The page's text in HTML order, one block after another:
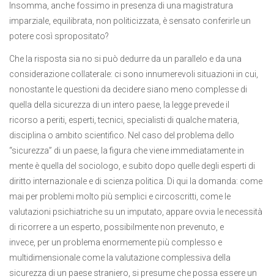
Insomma, anche fossimo in presenza di una magistratura
imparziale, equilibrata, non politicizzata, è sensato conferirle un
potere così spropositato?
Che la risposta sia no si può dedurre da un parallelo e da una
considerazione collaterale: ci sono innumerevoli situazioni in cui,
nonostante le questioni da decidere siano meno complesse di
quella della sicurezza di un intero paese, la legge prevede il
ricorso a periti, esperti, tecnici, specialisti di qualche materia,
disciplina o ambito scientifico. Nel caso del problema dello
“sicurezza” di un paese, la figura che viene immediatamente in
mente è quella del sociologo, e subito dopo quelle degli esperti di
diritto internazionale e di scienza politica. Di qui la domanda: come
mai per problemi molto più semplici e circoscritti, come le
valutazioni psichiatriche su un imputato, appare ovvia le necessità
di ricorrere a un esperto, possibilmente non prevenuto, e
invece, per un problema enormemente più complesso e
multidimensionale come la valutazione complessiva della
sicurezza di un paese straniero, si presume che possa essere un